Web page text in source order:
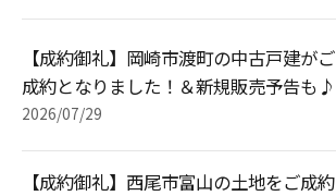
【成約御礼】岡崎市渡町の中古戸建がご
成約となりました！＆新規販売予告も♪
2026/07/29
【成約御礼】西尾市富山の土地をご成約